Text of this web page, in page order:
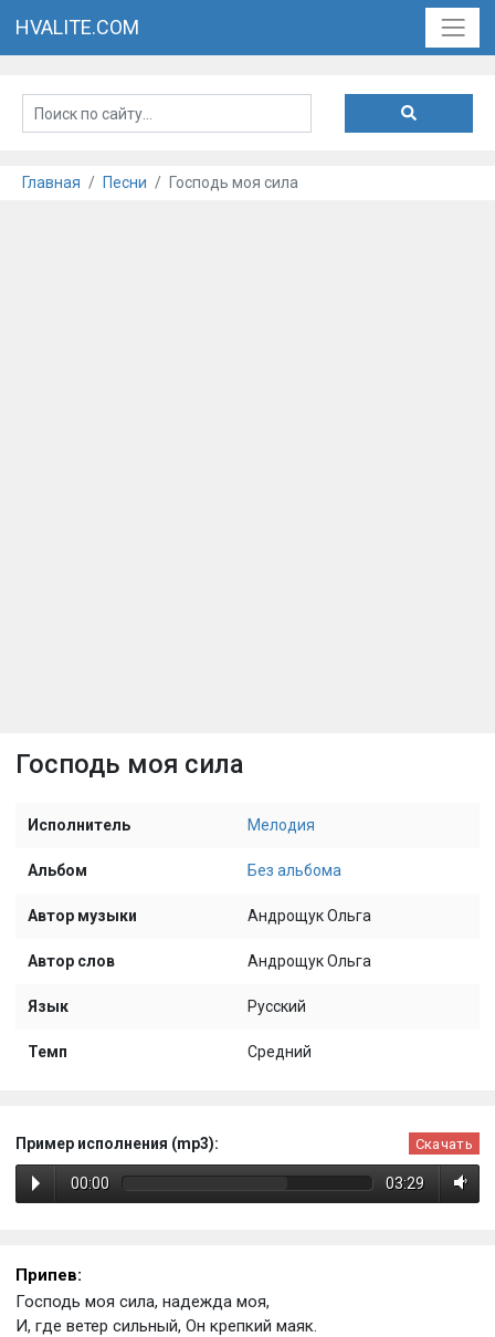
HVALITE.COM
Главная Песни Господь моя сила
Господь моя сила
Исполнитель Мелодия
Альбом Без альбома
Автор музыки Андрощук Ольга
Автор слов Андрощук Ольга
Язык Русский
Темп Средний
Пример исполнения (mp3): Скачать
00:00 03:29
Припев:
Господь моя сила, надежда моя,
И, где ветер сильный, Он крепкий маяк.